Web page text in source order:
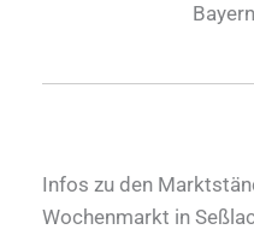
Infos zu den
Wochenmarkt in